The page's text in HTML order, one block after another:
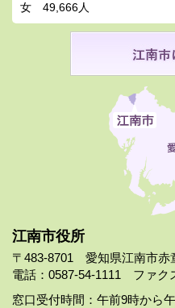
江南市役所
〒483-8701 愛知県江南市赤
電話：0587-54-1111 ファク
窓口受付時間：午前9時から
女
49,666人